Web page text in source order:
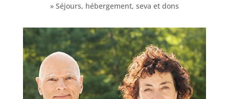
» Séjours, hébergement, seva et dons